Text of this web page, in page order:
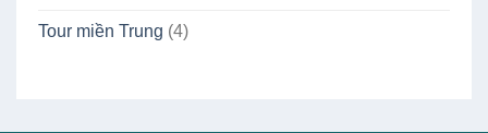
Tour miền Trung (4)